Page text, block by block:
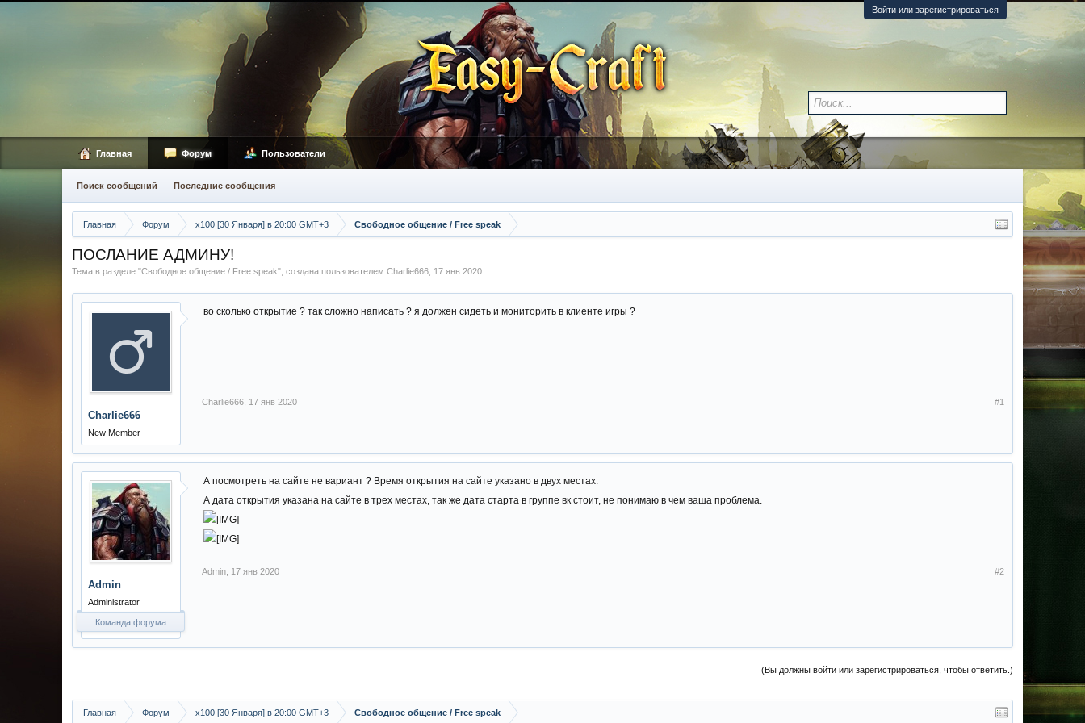
Войти или зарегистрироваться
Главная Форум х100 [30 Января] в 20:00 GMT+3 Свободное общение / Free speak
ПОСЛАНИЕ АДМИНУ!
Тема в разделе "Свободное общение / Free speak", создана пользователем Charlie666 17 янв 2020
Charlie666
New Member
во сколько открытие ? так сложно написать ? я должен сидеть и мониторить в клиенте игры ?
Charlie666 17 янв 2020 #1
Admin
Administrator
Команда форума
А посмотреть на сайте не вариант ? Время открытия на сайте указано в двух местах.
А дата открытия указана на сайте в трех местах, так же дата старта в группе вк стоит, не понимаю в чем ваша проблема.
Admin 17 янв 2020 #2
(Вы должны войти или зарегистрироваться, чтобы ответить.)
Главная Форум х100 [30 Января] в 20:00 GMT+3 Свободное общение / Free speak
Главная Форум
Поиск сообщений Последние сообщения
Пользователи